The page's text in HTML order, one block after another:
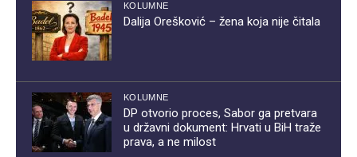
KOLUMNE
Dalija Orešković – žena koja nije čitala
KOLUMNE
DP otvorio proces, Sabor ga pretvara
u državni dokument: Hrvati u BiH traže
prava, a ne milost